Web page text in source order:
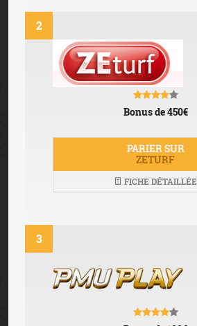
2
Bonus de 450€
PARIER SUR
ZETURF
FICHE DÉTAILLÉE
3